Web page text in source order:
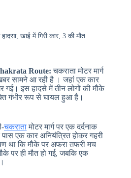
हादसा, खाई में गिरी कार, 3 की मौत...
Route:चकराता मोटर मार्ग
सामने आ रही है । जहां एक कार
गई। इस हादसे में तीन लोगों की मौके
गंभीर रूप से घायल हुआ है।
चकरातामोटर मार्ग पर एक दर्दनाक
एक कार अनियंत्रित होकर गहरी
था कि मौके पर अफरा तफरी मच
पर ही मौत हो गई, जबकि एक